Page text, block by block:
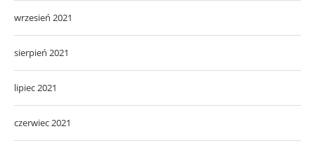
wrzesień 2021
sierpień 2021
lipiec 2021
czerwiec 2021